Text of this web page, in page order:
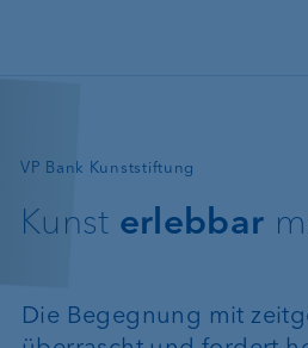
VP Bank Kunststiftung
—
Kunst erlebbar
Die Begegnung mit